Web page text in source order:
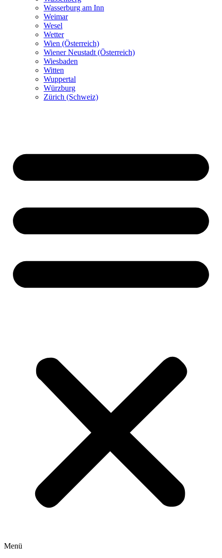
Wasserburg am Inn
Weimar
Wesel
Wetter
Wien (Österreich)
Wiener Neustadt (Österreich)
Wiesbaden
Witten
Wuppertal
Würzburg
Zürich (Schweiz)
Menü